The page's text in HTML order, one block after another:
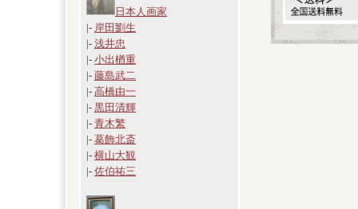
日本人画家
|- 岸田劉生
|- 浅井忠
|- 小出楢重
|- 藤島武二
|- 高橋由一
|- 黒田清輝
|- 青木繁
|- 葛飾北斎
|- 横山大観
|- 佐伯祐三